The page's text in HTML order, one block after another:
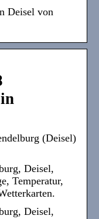
Deisel von
(Deisel)
Deisel,
Temperatur,
Deisel,